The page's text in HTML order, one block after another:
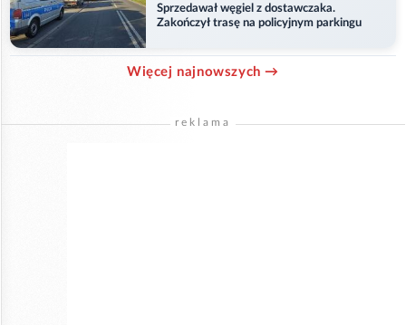
Sprzedawał węgiel z dostawczaka.
Zakończył trasę na policyjnym parkingu
Więcej najnowszych →
reklama